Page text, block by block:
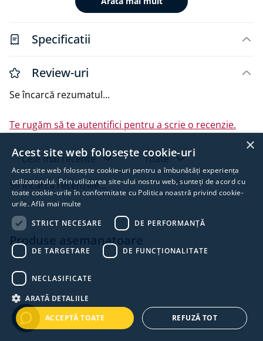
formă sau dimensiune a elementului străpuns, iar
Manseta poate fi sudată termic sau chimic pentru o
fixare permanentă. Este soluția ideală pentru
clădiri industriale.
Acest produs nu este autoadeziv, fiind necesare lipirea
Beneficii principale:
Etanșează trecerile de cabluri/țevi împotriva apei
și aerului
Flexibilitate ridicată, montaj rapid
Material TPU rezistent și durabil în timp
Compatibilitate pentru aplicații termo-chimice
Siguranță pentru mediu și utilizator
Alege Rothoblaas MANICA FLEX TPU pentru orice
proiect unde calitatea și eficiența etanșării sunt
prioritare.
Documente
Fișă tehnică
Specificatii
Review-uri
Se încarcă rezumatul…
Te rugăm să te autentifici pentru a scrie o recenzie.
Cele mai recente Toate
Se încarcă recenziile…
Produse asemanatoare
×
Acest site web folosește cookie-uri
Acest site web folosește cookie-uri pentru a îmbunătăți experiența
utilizatorului. Prin utilizarea site-ului nostru web, sunteți de acord cu
toate cookie-urile în conformitate cu Politica noastră privind cookie-
urile.Află mai multe
STRICT NECESARE
DE PERFORMANȚĂ
DE TARGETARE DE FUNCŢIONALITATE
NECLASIFICATE
ARATĂ DETALIILE
ACCEPTĂ TOATE
REFUZĂ TOT